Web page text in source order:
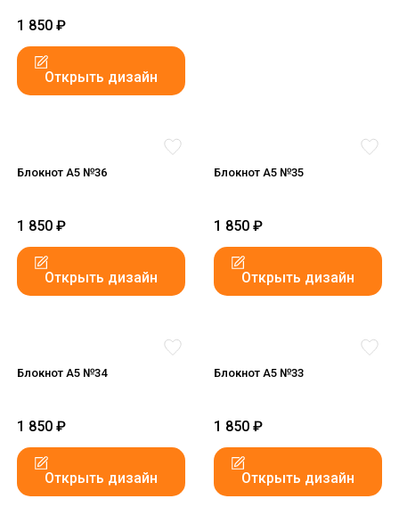
1 850 ₽
Открыть дизайн
Блокнот А5 №36
1 850 ₽
Открыть дизайн
Блокнот А5 №35
1 850 ₽
Открыть дизайн
Блокнот А5 №34
1 850 ₽
Открыть дизайн
Блокнот А5 №33
1 850 ₽
Открыть дизайн